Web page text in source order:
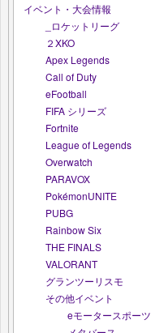
イベント・大会情報
_ロケットリーグ
２XKO
Apex Legends
Call of Duty
eFootball
FIFA シリーズ
Fortnite
League of Legends
Overwatch
PARAVOX
PokémonUNITE
PUBG
Rainbow Six
THE FINALS
VALORANT
グランツーリスモ
その他イベント
eモータースポーツ